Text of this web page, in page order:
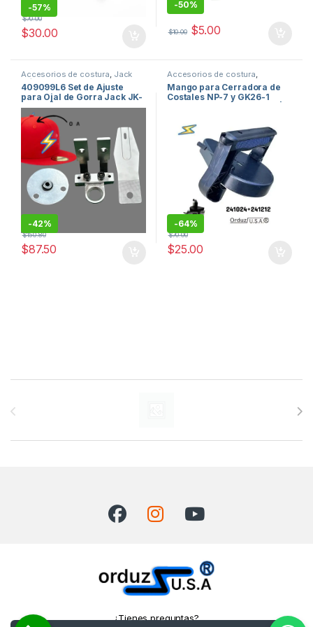
-57%
$70.00
$30.00
-50%
$10.00 $5.00
Accesorios de costura, Jack
Máquinas de Coser Industriales
repuestos de maquinas de
coser
409099L6 Set de Ajuste
para Ojal de Gorra Jack JK-
T1900 | Cap Eyelet
Adjustment Set Industrial
USA
-42%
$150.80
$87.50
Accesorios de costura,
Cerradora de costales
repuestos,repuestos de
maquinas de coser
Mango para Cerradora de
Costales NP-7 y GK26-1
USA
-64%
$70.00
$25.00
¿Tienes preguntas?